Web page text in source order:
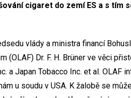
cigaret do zemí ES a s tím
vlády a ministra financí
Dr. F. H. Brüner ve věci
a Japan Tobacco Inc. et al. OLAF
u soudu v USA. K žalobě se